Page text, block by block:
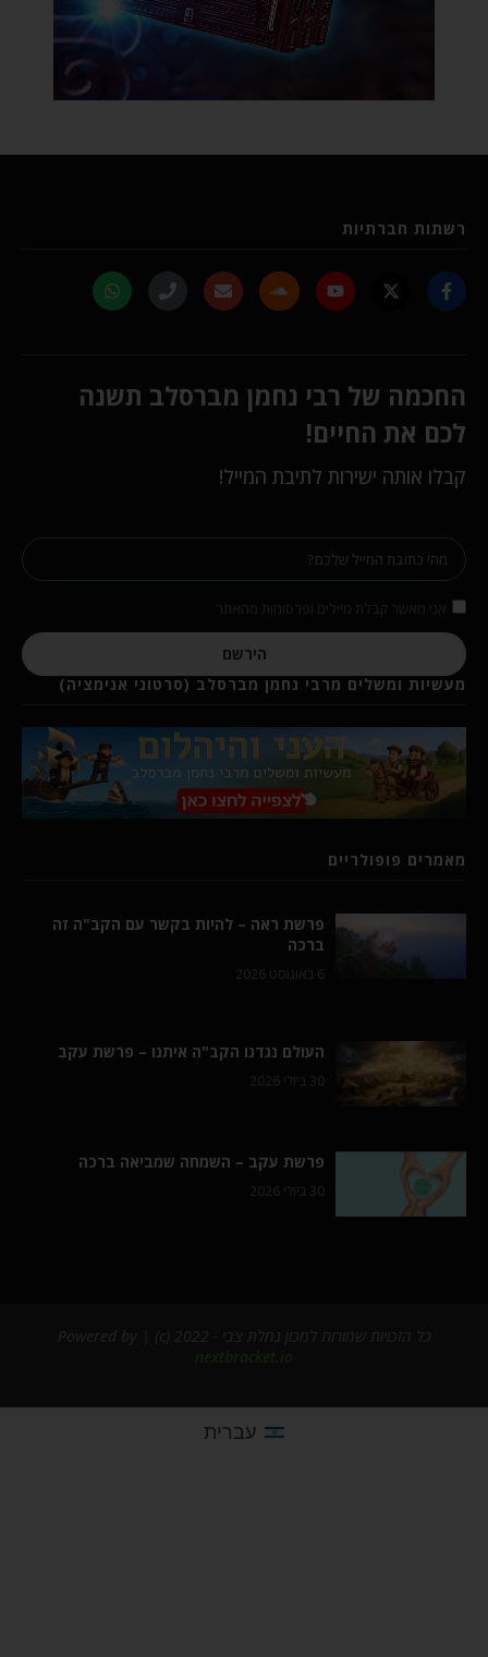
רשתות חברתיות
החכמה של רבי נחמן מברסלב תשנה
לכם את החיים!
קבלו אותה ישירות לתיבת המייל!
הירשם
מעשיות ומשלים מרבי נחמן מברסלב (סרטוני אנימציה)
מאמרים פופולריים
פרשת ראה – להיות בקשר עם הקב"ה זה
ברכה
העולם נגדנו הקב"ה איתנו – פרשת עקב
פרשת עקב – השמחה שמביאה ברכה
nextbracket.io
עברית